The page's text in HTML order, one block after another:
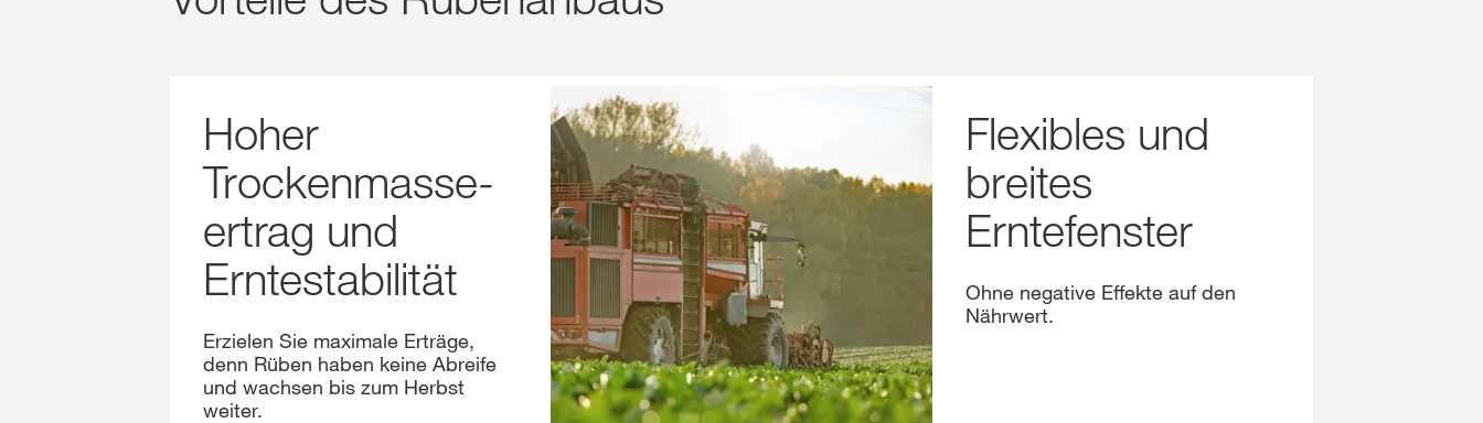
Hoher
Trockenmasse-
ertrag und
Erntestabilität
Erzielen Sie maximale Erträge,
denn Rüben haben keine Abreife ​
und wachsen bis zum Herbst
weiter.
Flexibles und
breites
Erntefenster
Ohne negative Effekte auf den
Nährwert.